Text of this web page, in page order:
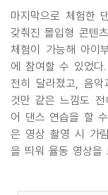
마지막으로 체험한
갖춰진 몰입형 콘텐
체험이 가능해 아이
에 참여할 수 있었
전히 달라졌고, 음
것만 같은 느낌도
어 댄스 연습을 할
은 영상 촬영 시 가
을 띄워 율동 영상을